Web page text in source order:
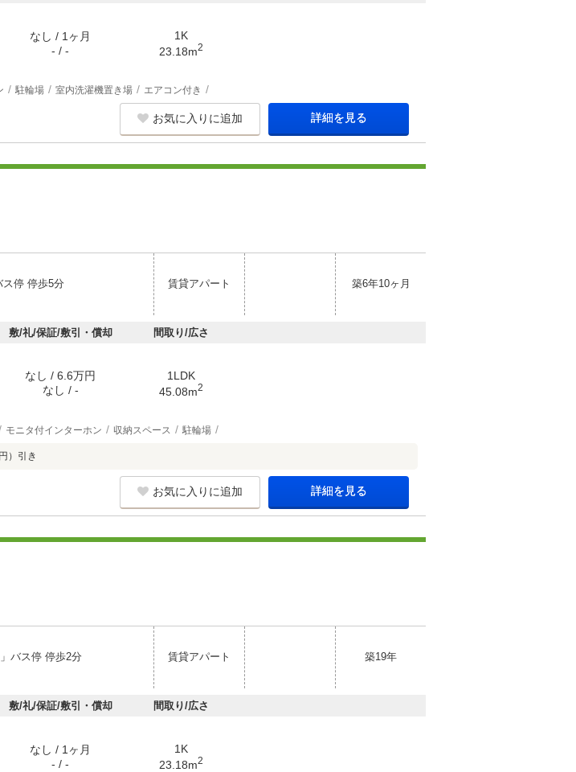
なし / 1ヶ月
- / -
1K
23.18m2
駐輪場 室内洗濯機置き場 エアコン付き
お気に入りに追加 詳細を見る
停 停歩5分 賃貸アパート 築6年10ヶ月
敷/礼/保証/敷引・償却 間取り/広さ
なし / 6.6万円
なし / -
1LDK
45.08m2
モニタ付インターホン 収納スペース 駐輪場
）引き
お気に入りに追加 詳細を見る
バス停 停歩2分 賃貸アパート 築19年
敷/礼/保証/敷引・償却 間取り/広さ
なし / 1ヶ月
- / -
1K
23.18m2